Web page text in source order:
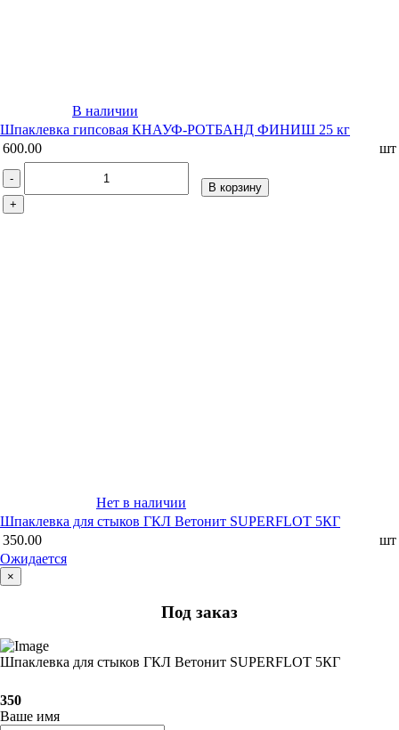
В наличии
Шпаклевка гипсовая КНАУФ-РОТБАНД ФИНИШ 25 кг
600.00
шт
-
+
В корзину
Нет в наличии
Шпаклевка для стыков ГКЛ Ветонит SUPERFLOT 5КГ
350.00
шт
Ожидается
×
Под заказ
Шпаклевка для стыков ГКЛ Ветонит SUPERFLOT 5КГ
350
Ваше имя